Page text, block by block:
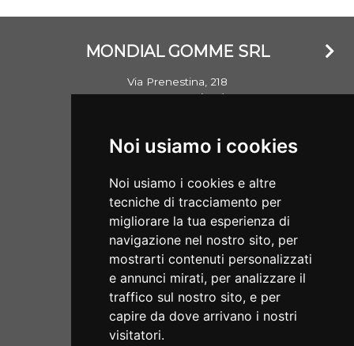
Noi usiamo i cookies
Noi usiamo i cookies e altre
tecniche di tracciamento per
migliorare la tua esperienza di
navigazione nel nostro sito, per
mostrarti contenuti personalizzati
e annunci mirati, per analizzare il
traffico sul nostro sito, e per
capire da dove arrivano i nostri
visitatori.
MONDIAL GOMME SRL
Via Prenestina, 218
00176 Roma (RM)
Aperti dal lunedì al sabato
SERVIZI
Servizi
Chi Siamo
ECOMMERCE
Condizioni di Vendita